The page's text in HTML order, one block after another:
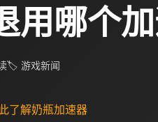
用哪个
🏷 游戏新闻
了解奶瓶加速器